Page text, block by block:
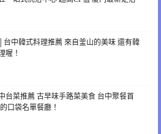
台中韓式料理推薦 來自釜山的美味 還有韓
喔！
台菜推薦 古早味手路菜美食 台中聚餐首
口袋名單餐廳！